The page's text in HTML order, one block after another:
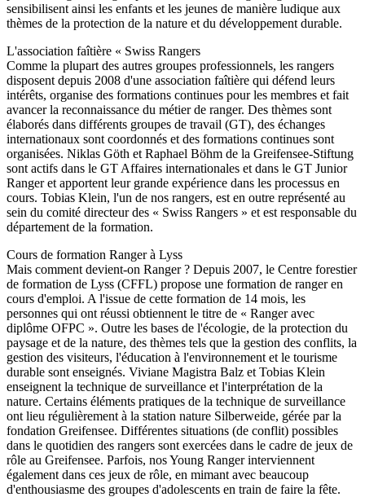
sensibilisent ainsi les enfants et les jeunes de manière ludique aux
thèmes de la protection de la nature et du développement durable.
L'association faîtière « Swiss Rangers
Comme la plupart des autres groupes professionnels, les rangers
disposent depuis 2008 d'une association faîtière qui défend leurs
intérêts, organise des formations continues pour les membres et fait
avancer la reconnaissance du métier de ranger. Des thèmes sont
élaborés dans différents groupes de travail (GT), des échanges
internationaux sont coordonnés et des formations continues sont
organisées. Niklas Göth et Raphael Böhm de la Greifensee-Stiftung
sont actifs dans le GT Affaires internationales et dans le GT Junior
Ranger et apportent leur grande expérience dans les processus en
cours. Tobias Klein, l'un de nos rangers, est en outre représenté au
sein du comité directeur des « Swiss Rangers » et est responsable du
département de la formation.
Cours de formation Ranger à Lyss
Mais comment devient-on Ranger ? Depuis 2007, le Centre forestier
de formation de Lyss (CFFL) propose une formation de ranger en
cours d'emploi. A l'issue de cette formation de 14 mois, les
personnes qui ont réussi obtiennent le titre de « Ranger avec
diplôme OFPC ». Outre les bases de l'écologie, de la protection du
paysage et de la nature, des thèmes tels que la gestion des conflits, la
gestion des visiteurs, l'éducation à l'environnement et le tourisme
durable sont enseignés. Viviane Magistra Balz et Tobias Klein
enseignent la technique de surveillance et l'interprétation de la
nature. Certains éléments pratiques de la technique de surveillance
ont lieu régulièrement à la station nature Silberweide, gérée par la
fondation Greifensee. Différentes situations (de conflit) possibles
dans le quotidien des rangers sont exercées dans le cadre de jeux de
rôle au Greifensee. Parfois, nos Young Ranger interviennent
également dans ces jeux de rôle, en mimant avec beaucoup
d'enthousiasme des groupes d'adolescents en train de faire la fête.